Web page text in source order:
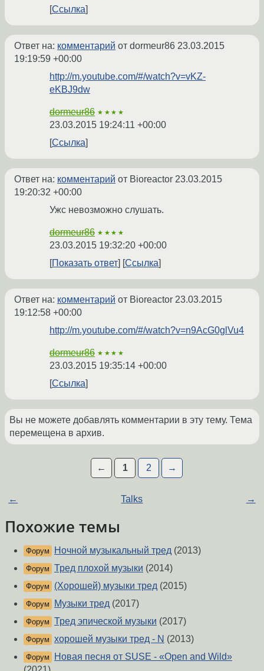
Ссылка
Ответ на: комментарий от dormeur86 23.03.2015
19:19:59 +00:00
http://m.youtube.com/#/watch?v=vKZ-
eKBJ9dw
dormeur86 ★★★★
23.03.2015 19:24:11 +00:00
Ссылка
Ответ на: комментарий от Bioreactor 23.03.2015
19:20:32 +00:00
Ужс невозможно слушать.
dormeur86 ★★★★
23.03.2015 19:32:20 +00:00
Показать ответ
Ссылка
Ответ на: комментарий от Bioreactor 23.03.2015
19:12:58 +00:00
http://m.youtube.com/#/watch?v=n9AcG0glVu4
dormeur86 ★★★★
23.03.2015 19:35:14 +00:00
Ссылка
Вы не можете добавлять комментарии в эту тему. Тема
перемещена в архив.
← 1 2 →
← Talks →
Похожие темы
Форум Ночной музыкальный тред (2013)
Форум Тред плохой музыки (2014)
Форум (Хорошей) музыки тред (2015)
Форум Музыки тред (2017)
Форум Тред эпической музыки (2017)
Форум хорошей музыки тред - N (2013)
Форум
Новая песня от SUSE - «Open and Wild»